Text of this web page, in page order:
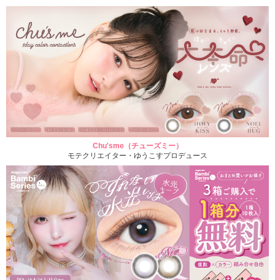
Chu'sme（チューズミー）
モテクリエイター・ゆうこすプロデュース